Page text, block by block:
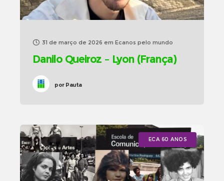
31 de março de 2026 em Ecanos pelo mundo
Danilo Queiroz – Lyon (França)
porPauta
ECA 60 ANOS